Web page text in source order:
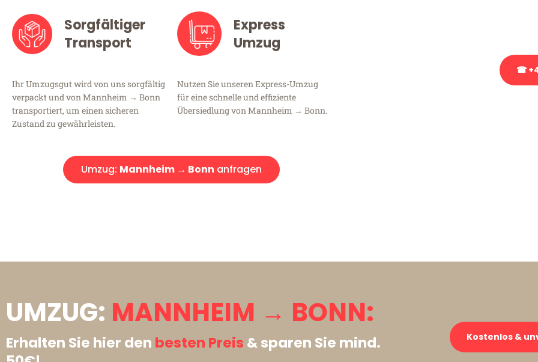
Sorgfältiger
Transport
Ihr Umzugsgut wird von uns sorgfältig
verpackt und von Mannheim → Bonn
transportiert, um einen sicheren
Zustand zu gewährleisten.
Express
Umzug
Nutzen Sie unseren Express-Umzug
für eine schnelle und effiziente
Übersiedlung von Mannheim → Bonn.
Umzug: Mannheim → Bonn anfragen
☎
UMZUG: MANNHEIM → BONN:
Erhalten Sie hier den besten Preis & sparen Sie mind.
Kostenlos &